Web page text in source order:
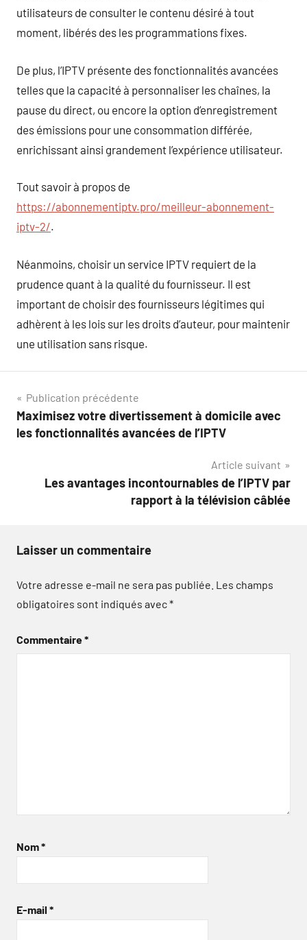
utilisateurs de consulter le contenu désiré à tout
moment, libérés des les programmations fixes.
De plus, l’IPTV présente des fonctionnalités avancées
telles que la capacité à personnaliser les chaînes, la
pause du direct, ou encore la option d’enregistrement
des émissions pour une consommation différée,
enrichissant ainsi grandement l’expérience utilisateur.
Tout savoir à propos de
https://abonnementiptv.pro/meilleur-abonnement-
iptv-2/.
Néanmoins, choisir un service IPTV requiert de la
prudence quant à la qualité du fournisseur. Il est
important de choisir des fournisseurs légitimes qui
adhèrent à les lois sur les droits d’auteur, pour maintenir
une utilisation sans risque.
Navigation
de
Publication précédente
Maximisez votre divertissement à domicile avec
les fonctionnalités avancées de l’IPTV
Article suivant
Les avantages incontournables de l’IPTV par
rapport à la télévision câblée
Laisser un commentaire
Votre adresse e-mail ne sera pas publiée. Les champs
obligatoires sont indiqués avec*
Commentaire*
Nom*
E-mail *